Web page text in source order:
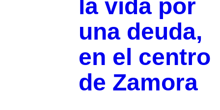
la vida por
una deuda,
en el centro
de Zamora